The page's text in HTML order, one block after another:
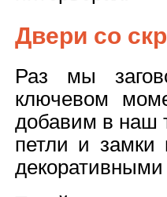
Двери со
Раз мы
ключевом
добавим в наш
петли и замки